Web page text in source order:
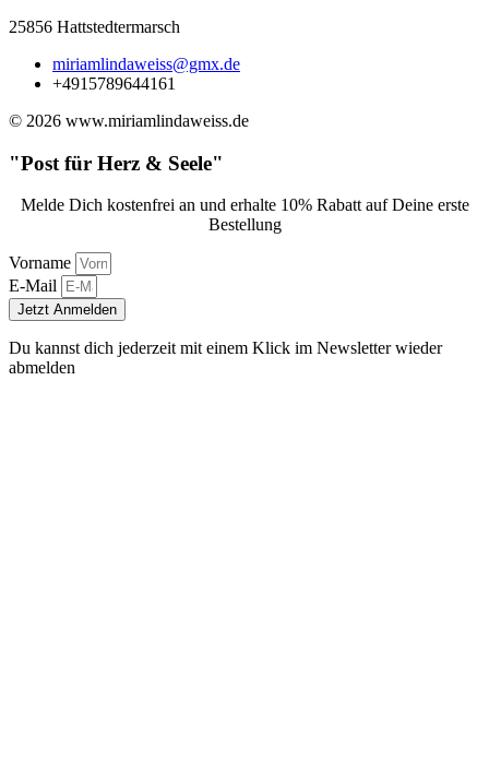
25856 Hattstedtermarsch
miriamlindaweiss@gmx.de
+4915789644161
© 2026 www.miriamlindaweiss.de
"Post für Herz & Seele"
Melde Dich kostenfrei an und erhalte 10% Rabatt auf Deine erste
Bestellung
Vorname
E-Mail
Jetzt Anmelden
Du kannst dich jederzeit mit einem Klick im Newsletter wieder
abmelden